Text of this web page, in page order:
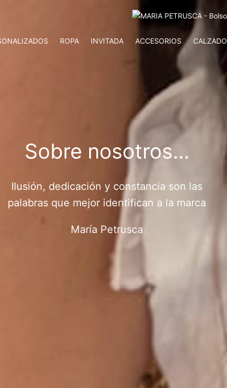
ROPA INVITADA ACCESORIOS CALZADO
Sobre nosotros…
Ilusión, dedicación y constancia son las
palabras que mejor identifican a la marca
María Petrusca